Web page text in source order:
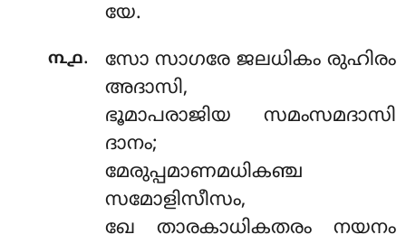
യേ.
൩൧.
സോ സാഗരേ ജലധികം രുഹിരം
അദാസി,
ഭൂമാപരാജിയ സമംസമദാസി
ദാനം;
മേരുപ്പമാണമധികഞ്ച
സമോളിസീസം,
ഖേ താരകാധികതരം നയനം